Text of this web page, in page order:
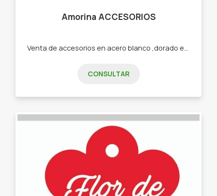
Amorina ACCESORIOS
CONSULTAR